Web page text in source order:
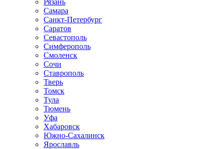
Рязань
Самара
Санкт-Петербург
Саратов
Севастополь
Симферополь
Смоленск
Сочи
Ставрополь
Тверь
Томск
Тула
Тюмень
Уфа
Хабаровск
Южно-Сахалинск
Ярославль